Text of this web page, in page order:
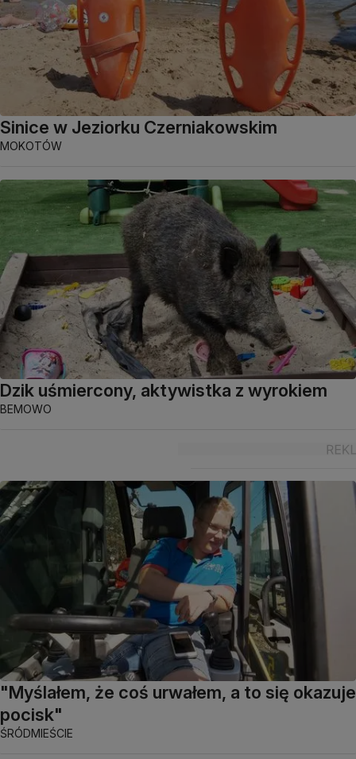
Sinice w Jeziorku Czerniakowskim
MOKOTÓW
Dzik uśmiercony, aktywistka z wyrokiem
BEMOWO
"Myślałem, że coś urwałem, a to się okazuje
pocisk"
ŚRÓDMIEŚCIE